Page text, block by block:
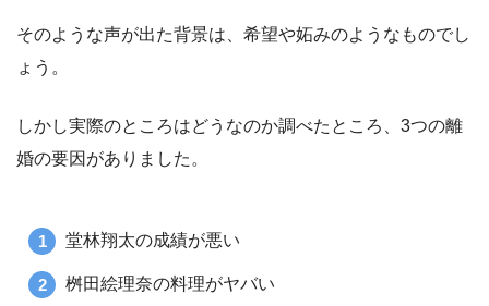
そのような声が出た背景は、希望や妬みのようなものでし
ょう。
しかし実際のところはどうなのか調べたところ、3つの離
婚の要因がありました。
堂林翔太の成績が悪い
桝田絵理奈の料理がヤバい